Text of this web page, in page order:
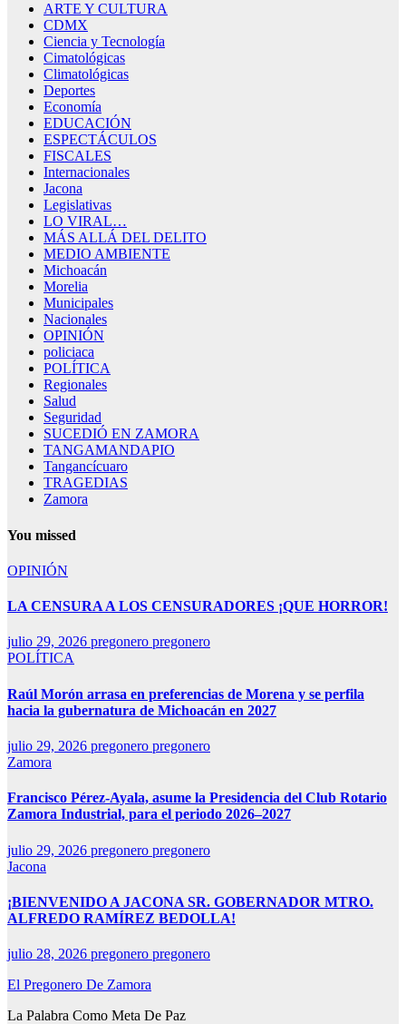
ARTE Y CULTURA
CDMX
Ciencia y Tecnología
Cimatológicas
Climatológicas
Deportes
Economía
EDUCACIÓN
ESPECTÁCULOS
FISCALES
Internacionales
Jacona
Legislativas
LO VIRAL…
MÁS ALLÁ DEL DELITO
MEDIO AMBIENTE
Michoacán
Morelia
Municipales
Nacionales
OPINIÓN
policiaca
POLÍTICA
Regionales
Salud
Seguridad
SUCEDIÓ EN ZAMORA
TANGAMANDAPIO
Tangancícuaro
TRAGEDIAS
Zamora
You missed
OPINIÓN
LA CENSURA A LOS CENSURADORES ¡QUE HORROR!
julio 29, 2026 pregonero pregonero
POLÍTICA
Raúl Morón arrasa en preferencias de Morena y se perfila
hacia la gubernatura de Michoacán en 2027
julio 29, 2026 pregonero pregonero
Zamora
Francisco Pérez-Ayala, asume la Presidencia del Club Rotario
Zamora Industrial, para el periodo 2026–2027
julio 29, 2026 pregonero pregonero
Jacona
¡BIENVENIDO A JACONA SR. GOBERNADOR MTRO.
ALFREDO RAMÍREZ BEDOLLA!
julio 28, 2026 pregonero pregonero
El Pregonero De Zamora
La Palabra Como Meta De Paz